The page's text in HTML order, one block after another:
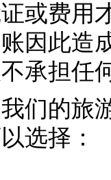
或费用
因此造
承担任
们的旅
选择：